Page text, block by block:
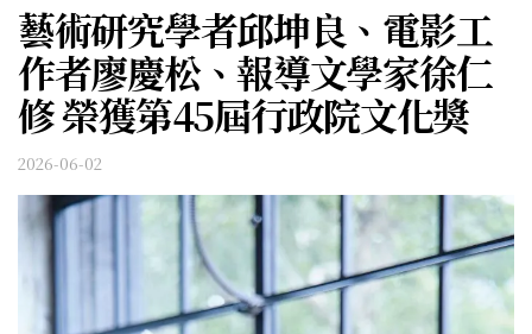
藝術研究學者邱坤良、電影工
作者廖慶松、報導文學家徐仁
修 榮獲第45屆行政院文化獎
2026-06-02